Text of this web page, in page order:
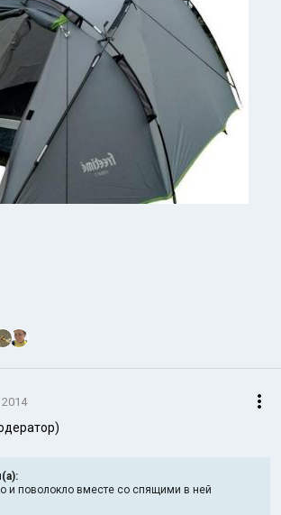
и поволокло вместе со спящими в ней